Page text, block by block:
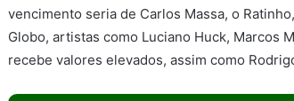
vencimento seria de Carlos Massa, o
Globo, artistas como Luciano Huck, Marcos
recebe valores elevados, assim como